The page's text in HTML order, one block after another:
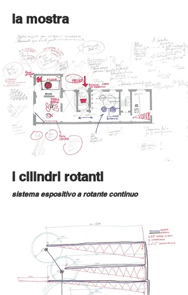
la mostra
i cilindri rotanti
sistema espositivo a rotante continuo